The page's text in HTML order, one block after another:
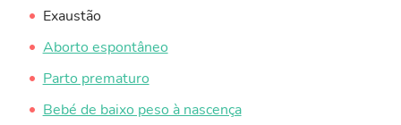
Exaustão
Aborto espontâneo
Parto prematuro
Bebé de baixo peso à nascença